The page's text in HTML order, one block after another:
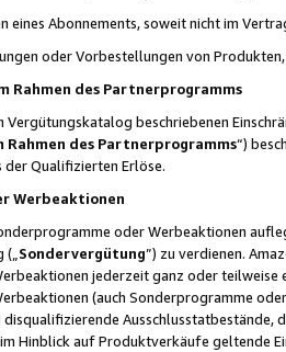
eines Abonnements, soweit nicht im
oder Vorbestellungen von
Rahmen des Partnerprogramms
Vergütungskatalog beschriebenen
des Partnerprogramms“)
Qualifizierten Erlöse.
Werbeaktionen
oder Werbeaktionen
Sondervergütung”) zu verdienen.
jederzeit ganz oder
(auch Sonderprogramme
Ausschlusstatbestände,
Hinblick auf Produktverkäufe geltende